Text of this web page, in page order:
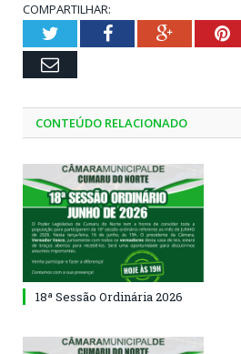
COMPARTILHAR:
TwitterFacebookGoogle+
Email
CONTEÚDO RELACIONADO
18ª Sessão Ordinária 2026